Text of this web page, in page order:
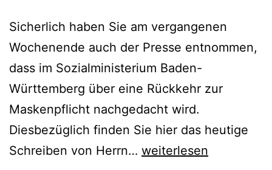
Sicherlich haben Sie am vergangenen
Wochenende auch der Presse entnommen,
dass im Sozialministerium Baden-
Württemberg über eine Rückkehr zur
Maskenpflicht nachgedacht wird.
Diesbezüglich finden Sie hier das heutige
Schreiben von Herrn… Stellungnahme
weiterlesen